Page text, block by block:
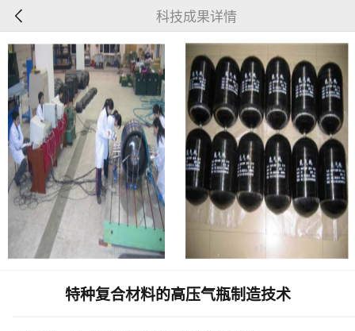
科技成果详情
特种复合材料的高压气瓶制造技术